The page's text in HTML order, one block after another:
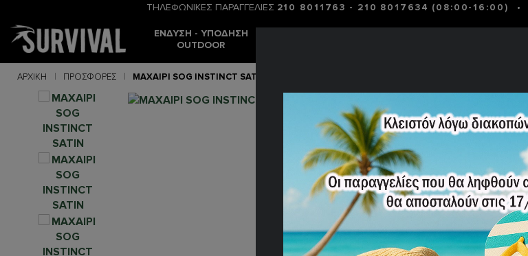
ΤΗΛΕΦΩΝΙΚΕΣ ΠΑΡΑΓΓΕΛΙΕΣ 210 8011763 - 210 8017634 (08:00-16:00) •
ΈΝΔΥΣΗ - ΥΠΌΔΗΣΗ
OUTDOOR
ΑΡΧΙΚΉ ΠΡΟΣΦΟΡΈΣ ΜΑΧΑΙΡΙ SOG INSTINCT SATIN